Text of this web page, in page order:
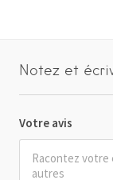
Notez et
Votre avis